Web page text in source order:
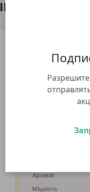
232.00 грн
+2 грн бонусів
Оптом:221.00 грн
при загальній
Аромат
Міцність